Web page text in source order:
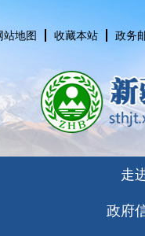
站地图 收藏本站 政务
走
政府